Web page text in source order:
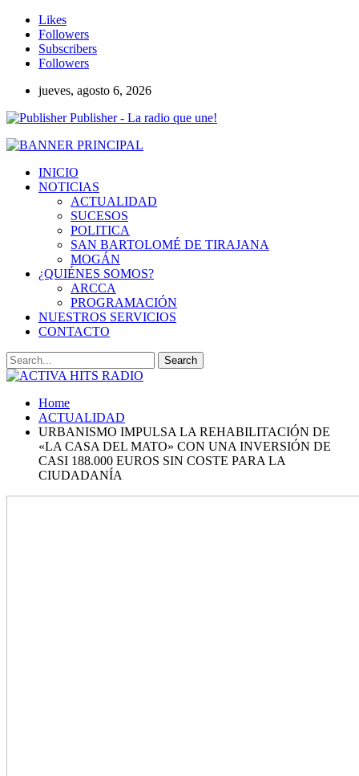
Likes
Followers
Subscribers
Followers
jueves, agosto 6, 2026
Publisher - La radio que une!
INICIO
NOTICIAS
ACTUALIDAD
SUCESOS
POLITICA
SAN BARTOLOMÉ DE TIRAJANA
MOGÁN
¿QUIÉNES SOMOS?
ARCCA
PROGRAMACIÓN
NUESTROS SERVICIOS
CONTACTO
Home
ACTUALIDAD
URBANISMO IMPULSA LA REHABILITACIÓN DE
«LA CASA DEL MATO» CON UNA INVERSIÓN DE
CASI 188.000 EUROS SIN COSTE PARA LA
CIUDADANÍA